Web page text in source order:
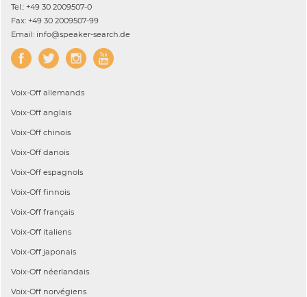
Tel.: +49 30 2009507-0
Fax: +49 30 2009507-99
Email: info@speaker-search.de
Voix-Off allemands
Voix-Off anglais
Voix-Off chinois
Voix-Off danois
Voix-Off espagnols
Voix-Off finnois
Voix-Off français
Voix-Off italiens
Voix-Off japonais
Voix-Off néerlandais
Voix-Off norvégiens